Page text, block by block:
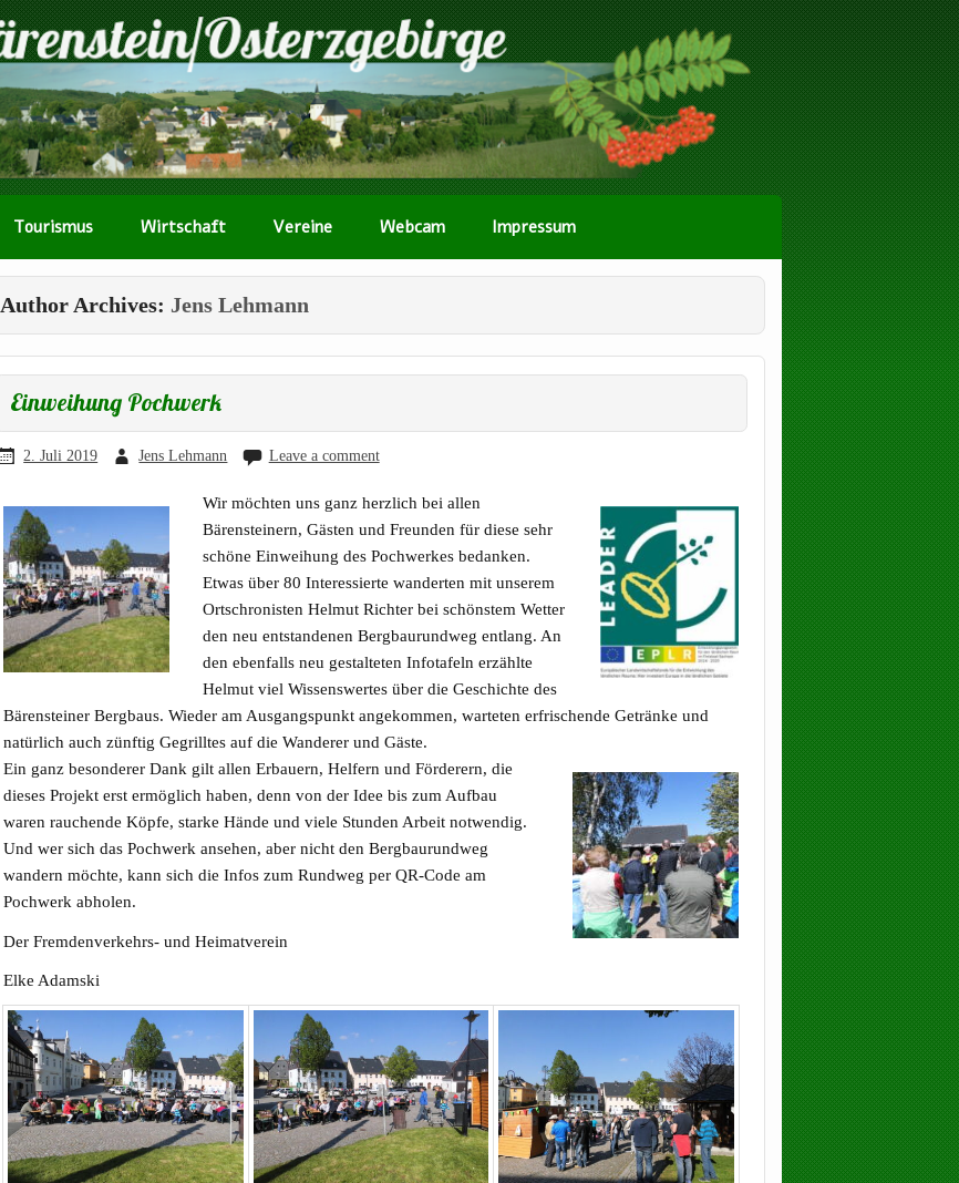
Tourismus Wirtschaft Vereine Webcam Impressum
Author Archives: Jens Lehmann
Einweihung Pochwerk
2. Juli 2019 Jens Lehmann Leave a comment
Wir möchten uns ganz herzlich bei allen
Bärensteinern, Gästen und Freunden für diese sehr
schöne Einweihung des Pochwerkes bedanken.
Etwas über 80 Interessierte wanderten mit unserem
Ortschronisten Helmut Richter bei schönstem Wetter
den neu entstandenen Bergbaurundweg entlang. An
den ebenfalls neu gestalteten Infotafeln erzählte
Helmut viel Wissenswertes über die Geschichte des
Bärensteiner Bergbaus. Wieder am Ausgangspunkt angekommen, warteten erfrischende Getränke und
natürlich auch zünftig Gegrilltes auf die Wanderer und Gäste.
Ein ganz besonderer Dank gilt allen Erbauern, Helfern und Förderern, die
dieses Projekt erst ermöglich haben, denn von der Idee bis zum Aufbau
waren rauchende Köpfe, starke Hände und viele Stunden Arbeit notwendig.
Und wer sich das Pochwerk ansehen, aber nicht den Bergbaurundweg
wandern möchte, kann sich die Infos zum Rundweg per QR-Code am
Pochwerk abholen.
Der Fremdenverkehrs- und Heimatverein
Elke Adamski